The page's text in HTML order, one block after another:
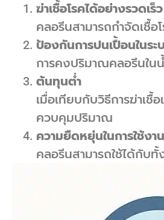
ฆ่าเชื้อโรคได้อย่างรวดเร็ว
คลอรีนสามารถกำจัดเชื้อ
ป้องกันการปนเปื้อนในระ
การคงปริมาณคลอรีนใน
ต้นทุนต่ำ
เมื่อเทียบกับวิธีการฆ่าเชื้
ควบคุมปริมาณ
ความยืดหยุ่นในการใช้งาน
คลอรีนสามารถใช้ได้กับทั้